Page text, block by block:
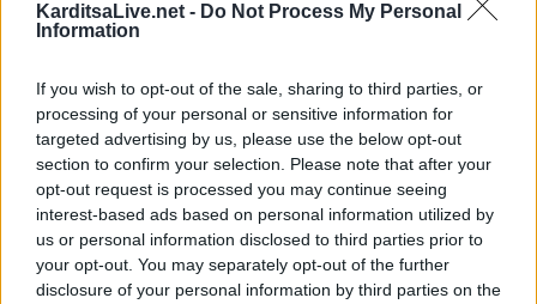
KarditsaLive.net - Do Not Process My Personal
Information
If you wish to opt-out of the sale, sharing to third parties, or
processing of your personal or sensitive information for
targeted advertising by us, please use the below opt-out
section to confirm your selection. Please note that after your
opt-out request is processed you may continue seeing
interest-based ads based on personal information utilized by
us or personal information disclosed to third parties prior to
your opt-out. You may separately opt-out of the further
disclosure of your personal information by third parties on the
Επιστήμη- Υγεία: Οι οικονομικές δυσκολίες
επιταχύνουν τη γνωστικ…
24 Ιουλίου 2026, 10:19